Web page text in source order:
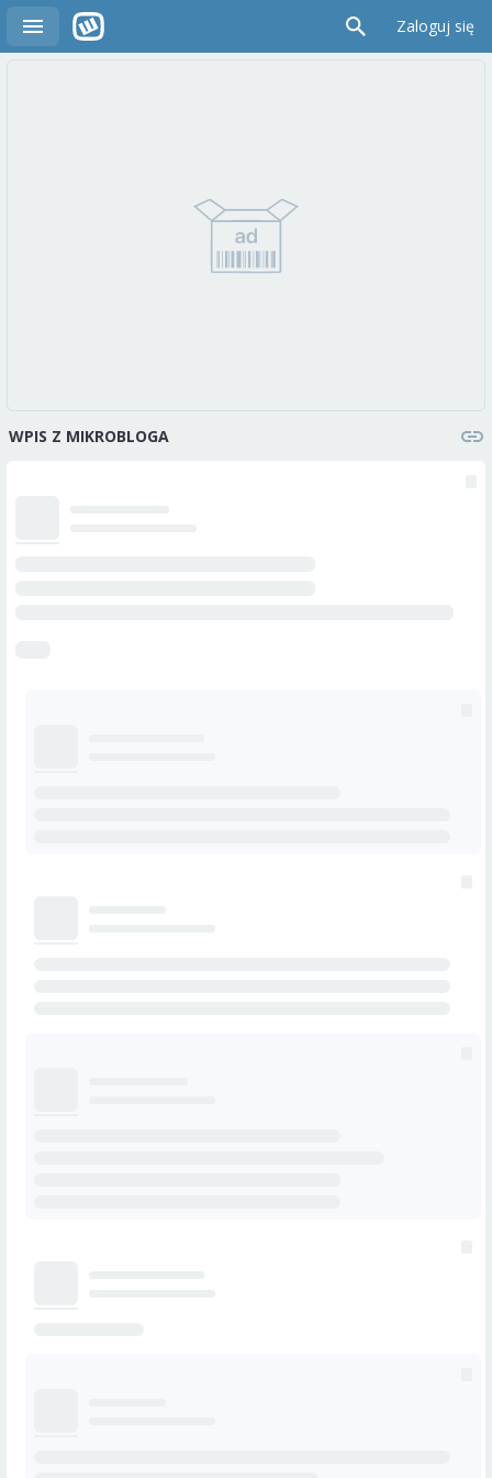
Zaloguj się
WPIS Z MIKROBLOGA